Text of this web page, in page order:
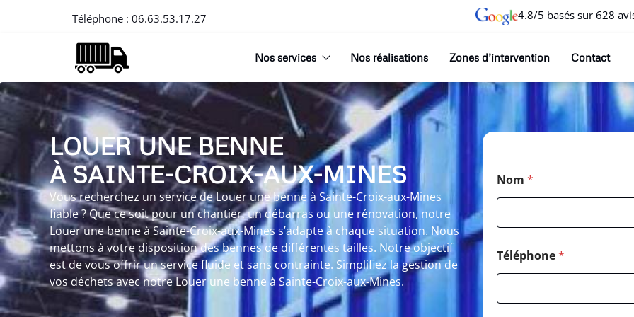
Téléphone : 06.63.53.17.27 4.8/5 basés sur 628
Nos services Nos réalisations Zones d’intervention Contact
LOUER UNE BENNE
À SAINTE-CROIX-AUX-MINES
Vous recherchez un service de Louer une benne à Sainte-Croix-aux-Mines
fiable ? Que ce soit pour un chantier, un débarras ou une rénovation, notre
Louer une benne à Sainte-Croix-aux-Mines s’adapte à chaque situation. Nous
mettons à votre disposition des bennes de différentes tailles. Notre objectif
est de vous offrir un service fluide et sans contrainte. Simplifiez la gestion de
vos déchets avec notre Louer une benne à Sainte-Croix-aux-Mines.
Nom *
Téléphone*